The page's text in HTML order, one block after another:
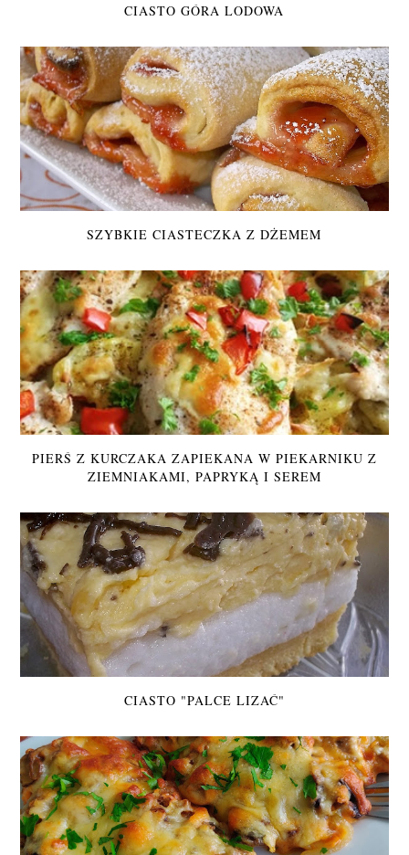
CIASTO GÓRA LODOWA
SZYBKIE CIASTECZKA Z DŻEMEM
PIERŚ Z KURCZAKA ZAPIEKANA W PIEKARNIKU Z
ZIEMNIAKAMI, PAPRYKĄ I SEREM
CIASTO "PALCE LIZAĆ"